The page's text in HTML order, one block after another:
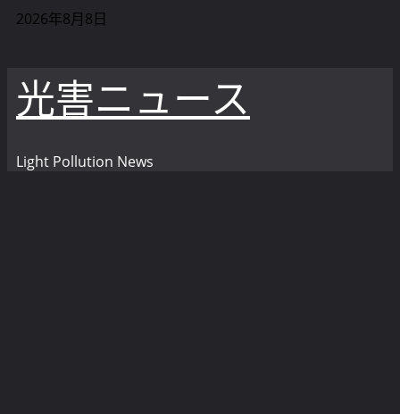
内
キ
ッ
2026年8月8日
光害ニュース
Light Pollution News